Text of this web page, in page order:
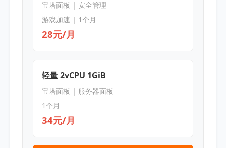
宝塔面板 | 安全管理
游戏加速 | 1个月
28元/月
轻量 2vCPU 1GiB
宝塔面板 | 服务器面板
1个月
34元/月